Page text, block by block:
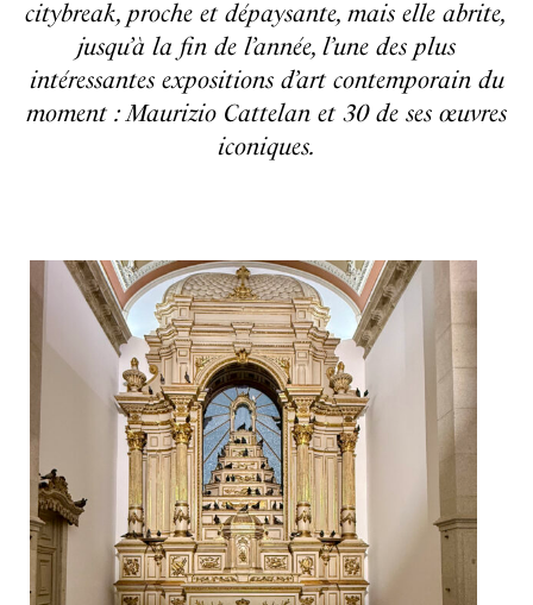
citybreak, proche et dépaysante, mais elle abrite,
jusqu’à la fin de l’année, l’une des plus
intéressantes expositions d’art contemporain du
moment : Maurizio Cattelan et 30 de ses œuvres
iconiques.